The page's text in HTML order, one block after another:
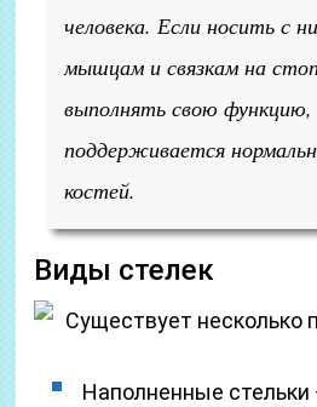
человека. Если носить с
мышцам и связкам на
выполнять свою функцию,
поддерживается
костей.
Виды стелек
Существует несколько
Наполненные стельки